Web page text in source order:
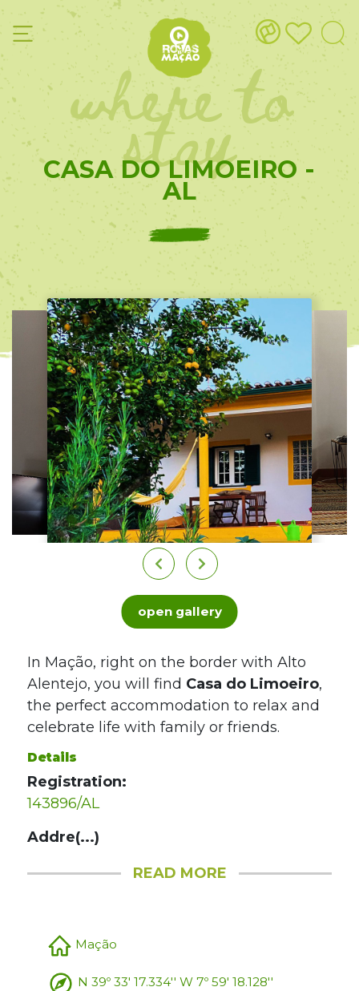
where to
stay
CASA DO LIMOEIRO -
AL
open gallery
In Mação, right on the border with Alto
Alentejo, you will find Casa do Limoeiro,
the perfect accommodation to relax and
celebrate life with family or friends.
Details
Registration:
143896/AL
Addre(...)
READ MORE
Mação
N 39º 33' 17.334'' W 7º 59' 18.128''